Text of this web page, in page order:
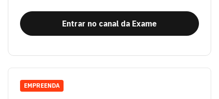
Entrar no canal da Exame
EMPREENDA